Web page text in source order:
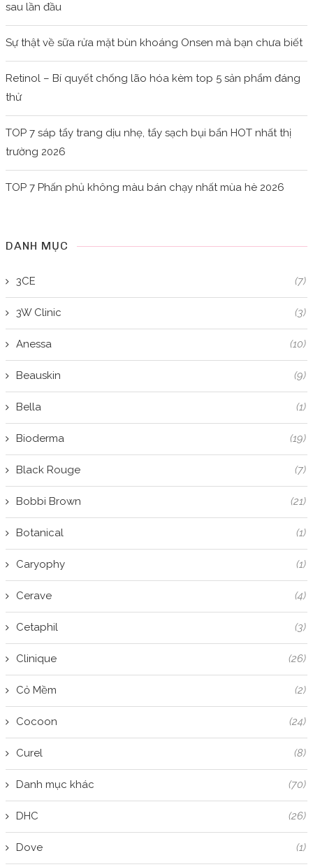
sau lần đầu
Sự thật về sữa rửa mặt bùn khoáng Onsen mà bạn chưa biết
Retinol – Bí quyết chống lão hóa kèm top 5 sản phẩm đáng
thử
TOP 7 sáp tẩy trang dịu nhẹ, tẩy sạch bụi bẩn HOT nhất thị
trường 2026
TOP 7 Phấn phủ không màu bán chạy nhất mùa hè 2026
DANH MỤC
3CE (7)
3W Clinic (3)
Anessa (10)
Beauskin (9)
Bella (1)
Bioderma (19)
Black Rouge (7)
Bobbi Brown (21)
Botanical (1)
Caryophy (1)
Cerave (4)
Cetaphil (3)
Clinique (26)
Cỏ Mềm (2)
Cocoon (24)
Curel (8)
Danh mục khác (70)
DHC (26)
Dove (1)